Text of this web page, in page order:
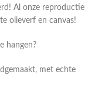
Al onze reproductie
olieverf en canvas!
hangen?
met echte